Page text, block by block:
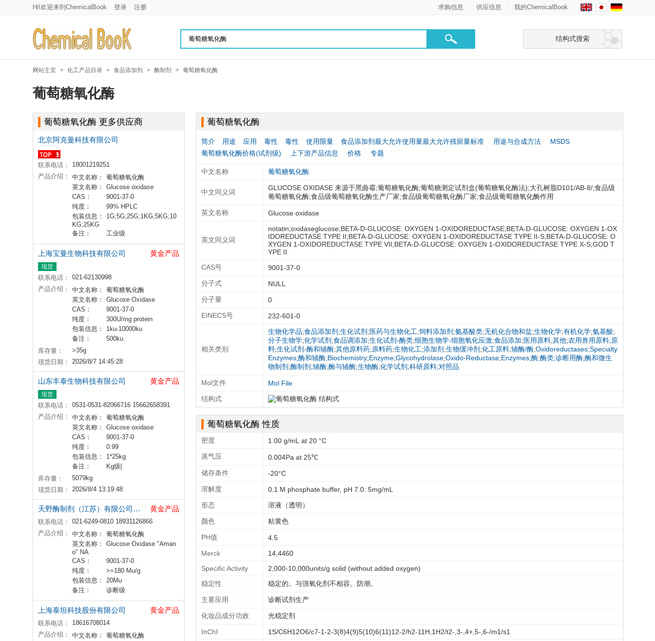
Hi!欢迎来到ChemicalBook 登录 注册 我的ChemicalBook
供应信息
求购信息
结构式搜索
网站主页 > 化工产品目录 > 食品添加剂 > 酶制剂 > 葡萄糖氧化酶
葡萄糖氧化酶
葡萄糖氧化酶 更多供应商
北京阿克曼科技有限公司
联系电话：
18001219251
产品介绍：
中文名称：
葡萄糖氧化酶
英文名称：
Glucose oxidase
CAS：
9001-37-0
纯度：
99% HPLC
包装信息：
1G;5G;25G;1KG;5KG;10
KG;25KG
备注：
工业级
上海宝曼生物科技有限公司 黄金产品
现货
联系电话：
021-62130998
产品介绍：
中文名称：
葡萄糖氧化酶
英文名称：
Glucose Oxidase
CAS：
9001-37-0
纯度：
300U/mg protein
包装信息：
1ku-10000ku
备注：
500ku
库存量：
>35g
现货日期：
2026/8/7 14:45:28
山东丰泰生物科技有限公司 黄金产品
现货
联系电话：
0531-0531-82066716 15662658391
产品介绍：
中文名称：
葡萄糖氧化酶
英文名称：
Glucose oxidase
CAS：
9001-37-0
纯度：
0.99
包装信息：
1*25kg
备注：
Kg级|
库存量：
5079kg
现货日期：
2026/8/4 13:19:48
天野酶制剂（江苏）有限公司上海分公司 黄金产品
联系电话：
021-6249-0810 18931126866
产品介绍：
中文名称：
葡萄糖氧化酶
英文名称：
Glucose Oxidase "Aman
o" NA
CAS：
9001-37-0
纯度：
>=180 Mu/g
包装信息：
20Mu
备注：
诊断级
上海泰坦科技股份有限公司 黄金产品
联系电话：
18616708014
产品介绍：
中文名称：
葡萄糖氧化酶
葡萄糖氧化酶
简介 用途 应用 毒性 毒性 使用限量 食品添加剂最大允许使用量最大允许残留量标准 用途与合成方法
MSDS
葡萄糖氧化酶价格(试剂级)
上下游产品信息 价格 专题
中文名称 葡萄糖氧化酶
中文同义词
GLUCOSE OXIDASE 来源于黑曲霉;葡萄糖氧化酶;葡萄糖测定试剂盒(葡萄糖氧化酶法);大孔树脂D101/AB-8/;食品级
葡萄糖氧化酶;食品级葡萄糖氧化酶生产厂家;食品级葡萄糖氧化酶厂家;食品级葡萄糖氧化酶作用
英文名称 Glucose oxidase
英文同义词
notatin;oxidaseglucose;BETA-D-GLUCOSE: OXYGEN 1-OXIDOREDUCTASE;BETA-D-GLUCOSE: OXYGEN 1-OX
IDOREDUCTASE TYPE II;BETA-D-GLUCOSE: OXYGEN 1-OXIDOREDUCTASE TYPE II-S;BETA-D-GLUCOSE: O
XYGEN 1-OXIDOREDUCTASE TYPE VII;BETA-D-GLUCOSE: OXYGEN 1-OXIDOREDUCTASE TYPE X-S;GOD T
YPE II
CAS号
9001-37-0
分子式
NULL
分子量
0
EINECS号
232-601-0
相关类别
生物化学品;食品添加剂 ;生化试剂 ;医药与生物化工;饲料添加剂 ;氨基酸类;无机化合物和盐;生物化学;有机化学;氨基酸;
分子生物学;化学试剂 ;食品调添加;生化试剂-酶类;细胞生物学-细胞氧化应激;食品添加;医用原料;其他;农用兽用原料;原
料;生化试剂-酶和辅酶;其他原料药;原料药;生物化工;添加剂 ;生物缓冲剂 ;化工原料;辅酶/酶;Oxidoreductases;Specialty
Enzymes;酶和辅酶;Biochemistry;Enzyme;Glycohydrolase;Oxido-Reductase;Enzymes;酶;酶类;诊断用酶;酶和微生
物制剂 ;酶制剂 ;辅酶;酶与辅酶;生物酶;化学试剂 ;科研原料;对照品
Mol文件
Mol File
结构式
葡萄糖氧化酶 性质
密度
1.00 g/mL at 20 °C
蒸气压
0.004Pa at 25℃
储存条件
-20°C
溶解度
0.1 M phosphate buffer, pH 7.0: 5mg/mL
形态
溶液（透明）
颜色 粘黄色
PH值
4.5
Merck
14,4460
Specific Activity
2,000-10,000units/g solid (without added oxygen)
稳定性
稳定的。与强氧化剂不相容。防潮。
主要应用 诊断试剂生产
化妆品成分功效 光稳定剂
InChI
1S/C6H12O6/c7-1-2-3(8)4(9)5(10)6(11)12-2/h2-11H,1H2/t2-,3-,4+,5-,6-/m1/s1